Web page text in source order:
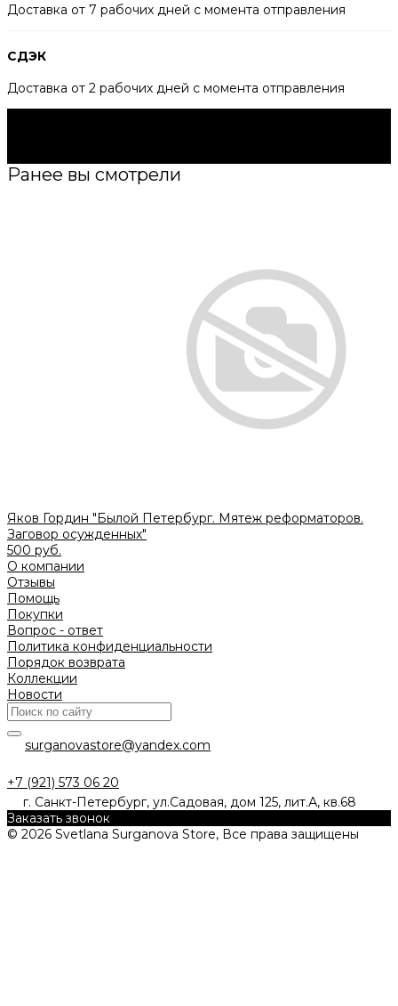
Доставка от 7 рабочих дней с момента отправления
СДЭК
Доставка от 2 рабочих дней с момента отправления
Ранее вы смотрели
Яков Гордин "Былой Петербург. Мятеж реформаторов.
Заговор осужденных"
500 руб.
О компании
Отзывы
Помощь
Покупки
Вопрос - ответ
Политика конфиденциальности
Порядок возврата
Коллекции
Новости
surganovastore@yandex.com
+7 (921) 573 06 20
г. Санкт-Петербург, ул.Садовая, дом 125, лит.А, кв.68
Заказать звонок
© 2026 Svetlana Surganova Store, Все права защищены